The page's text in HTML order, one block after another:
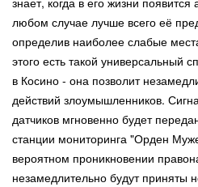
любом случае лучше всего её
определив наиболее слабые
этого есть такой универсальный
в Косино - она позволит
действий злоумышленников.
датчиков мгновенно будет
станции мониторинга "Орден
вероятном проникновении
незамедлительно будут